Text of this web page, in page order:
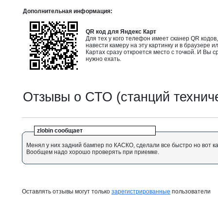
Дополнительная информация:
QR код для Яндекс Карт
Для тех у кого телефон имеет сканер QR
навести камеру на эту картинку и в браузере
Картах сразу откроется место с точкой. И Вы
нужно ехать.
Отзывы о СТО (станций
zlobin сообщает
Менял у них задний бампер по КАСКО, сделали все быстро но вот
Вообщем надо хорошо проверять при приемке.
Оставлять отзывы могут только зарегистрированные пользователи